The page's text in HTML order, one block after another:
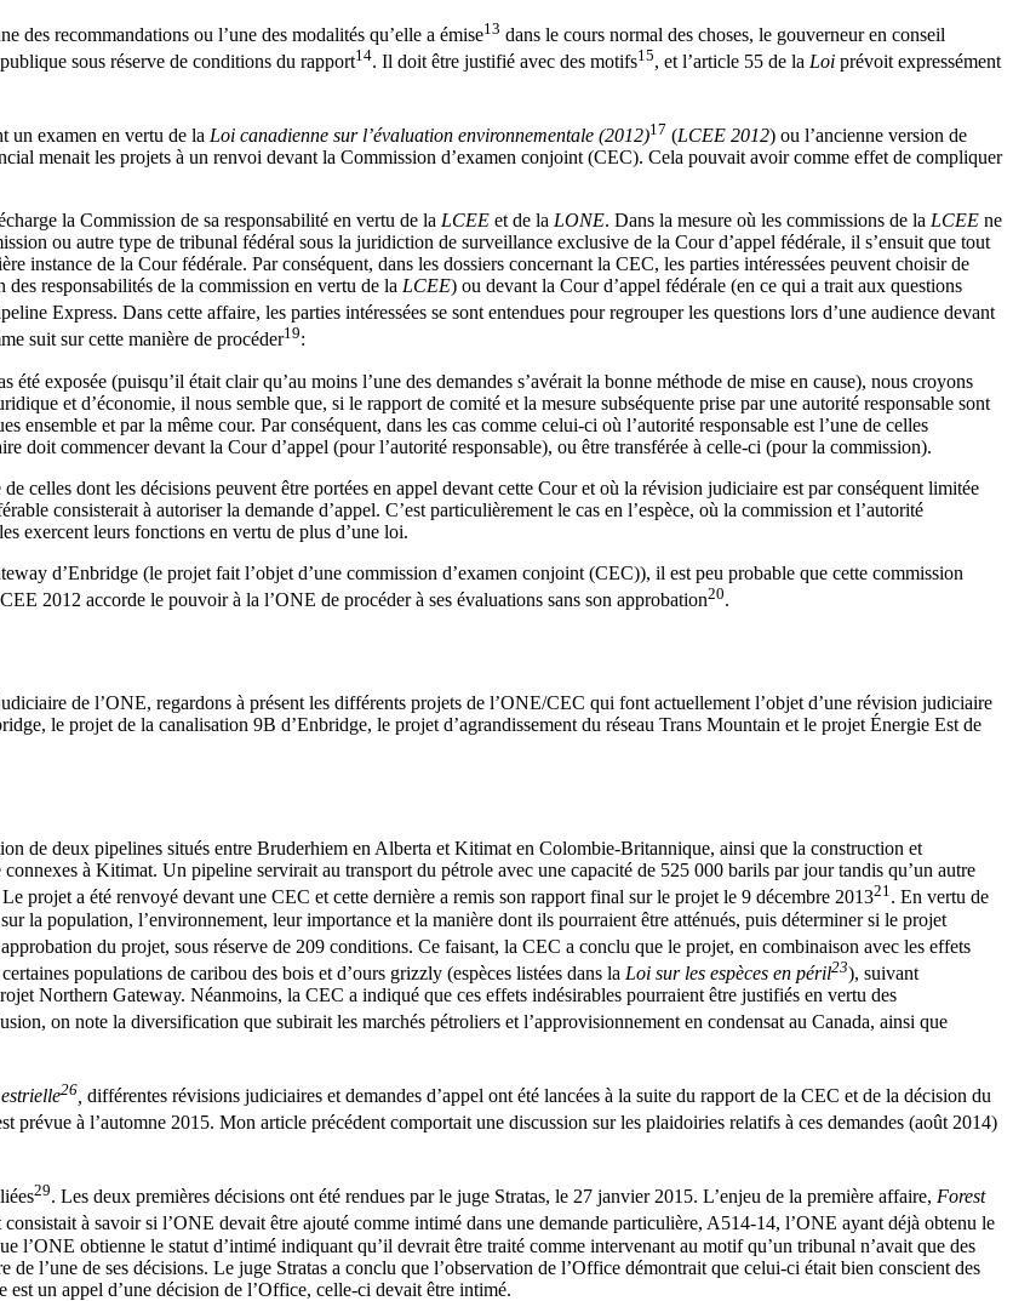
des recommandations ou l’une des modalités qu’elle a émise13 dans le cours normal des choses, le gouverneur en conseil
sous réserve de conditions du rapport14. Il doit être justifié avec des motifs15, et l’article 55 de la Loi prévoit expressément
un examen en vertu de la Loi canadienne sur l’évaluation environnementale (2012)17 (LCEE 2012) ou l’ancienne version de
menait les projets à un renvoi devant la Commission d’examen conjoint (CEC). Cela pouvait avoir comme effet de compliquer
la Commission de sa responsabilité en vertu de la LCEE et de la LONE. Dans la mesure où les commissions de la LCEE ne
ou autre type de tribunal fédéral sous la juridiction de surveillance exclusive de la Cour d’appel fédérale, il s’ensuit que tout
instance de la Cour fédérale. Par conséquent, dans les dossiers concernant la CEC, les parties intéressées peuvent choisir de
responsabilités de la commission en vertu de la LCEE) ou devant la Cour d’appel fédérale (en ce qui a trait aux questions
Express. Dans cette affaire, les parties intéressées se sont entendues pour regrouper les questions lors d’une audience devant
suit sur cette manière de procéder19:
exposée (puisqu’il était clair qu’au moins l’une des demandes s’avérait la bonne méthode de mise en cause), nous croyons
et d’économie, il nous semble que, si le rapport de comité et la mesure subséquente prise par une autorité responsable sont
ensemble et par la même cour. Par conséquent, dans les cas comme celui-ci où l’autorité responsable est l’une de celles
doit commencer devant la Cour d’appel (pour l’autorité responsable), ou être transférée à celle-ci (pour la commission).
celles dont les décisions peuvent être portées en appel devant cette Cour et où la révision judiciaire est par conséquent limitée
consisterait à autoriser la demande d’appel. C’est particulièrement le cas en l’espèce, où la commission et l’autorité
exercent leurs fonctions en vertu de plus d’une loi.
d’Enbridge (le projet fait l’objet d’une commission d’examen conjoint (CEC)), il est peu probable que cette commission
2012 accorde le pouvoir à la l’ONE de procéder à ses évaluations sans son approbation20.
de l’ONE, regardons à présent les différents projets de l’ONE/CEC qui font actuellement l’objet d’une révision judiciaire
le projet de la canalisation 9B d’Enbridge, le projet d’agrandissement du réseau Trans Mountain et le projet Énergie Est de
de deux pipelines situés entre Bruderhiem en Alberta et Kitimat en Colombie-Britannique, ainsi que la construction et
à Kitimat. Un pipeline servirait au transport du pétrole avec une capacité de 525 000 barils par jour tandis qu’un autre
projet a été renvoyé devant une CEC et cette dernière a remis son rapport final sur le projet le 9 décembre 201321. En vertu de
la population, l’environnement, leur importance et la manière dont ils pourraient être atténués, puis déterminer si le projet
du projet, sous réserve de 209 conditions. Ce faisant, la CEC a conclu que le projet, en combinaison avec les effets
populations de caribou des bois et d’ours grizzly (espèces listées dans la Loi sur les espèces en péril23), suivant
Northern Gateway. Néanmoins, la CEC a indiqué que ces effets indésirables pourraient être justifiés en vertu des
on note la diversification que subirait les marchés pétroliers et l’approvisionnement en condensat au Canada, ainsi que
26, différentes révisions judiciaires et demandes d’appel ont été lancées à la suite du rapport de la CEC et de la décision du
prévue à l’automne 2015. Mon article précédent comportait une discussion sur les plaidoiries relatifs à ces demandes (août 2014)
29. Les deux premières décisions ont été rendues par le juge Stratas, le 27 janvier 2015. L’enjeu de la première affaire, Forest
consistait à savoir si l’ONE devait être ajouté comme intimé dans une demande particulière, A514-14, l’ONE ayant déjà obtenu le
l’ONE obtienne le statut d’intimé indiquant qu’il devrait être traité comme intervenant au motif qu’un tribunal n’avait que des
l’une de ses décisions. Le juge Stratas a conclu que l’observation de l’Office démontrait que celui-ci était bien conscient des
est un appel d’une décision de l’Office, celle-ci devait être intimé.